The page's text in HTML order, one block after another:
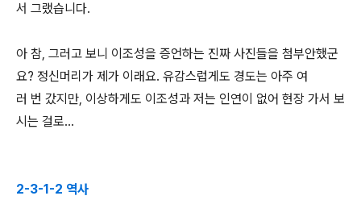
서 그랬습니다.
아 참, 그러고 보니 이조성을 증언하는 진짜 사진들을 첨부안했군
요? 정신머리가 제가 이래요. 유감스럽게도 경도는 아주 여
러 번 갔지만, 이상하게도 이조성과 저는 인연이 없어 현장 가서 보
시는 걸로...
2-3-1-2 역사